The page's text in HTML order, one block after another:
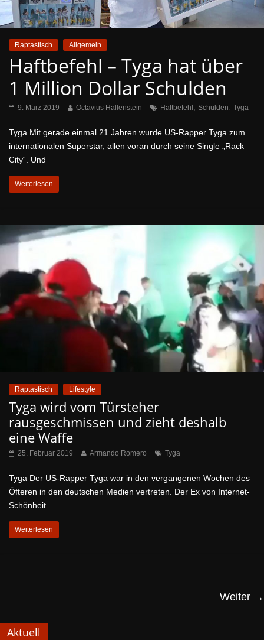
Raptastisch Allgemein
Haftbefehl – Tyga hat über
1 Million Dollar Schulden
9. März 2019 Octavius Hallenstein Haftbefehl , Schulden, Tyga
Tyga Mit gerade einmal 21 Jahren wurde US-Rapper Tyga zum
internationalen Superstar, allen voran durch seine Single „Rack
City“. Und
Weiterlesen
Raptastisch Lifestyle
Tyga wird vom Türsteher
rausgeschmissen und zieht deshalb
eine Waffe
25. Februar 2019 Armando Romero Tyga
Tyga Der US-Rapper Tyga war in den vergangenen Wochen des
Öfteren in den deutschen Medien vertreten. Der Ex von Internet-
Schönheit
Weiterlesen
Weiter →
Aktuell